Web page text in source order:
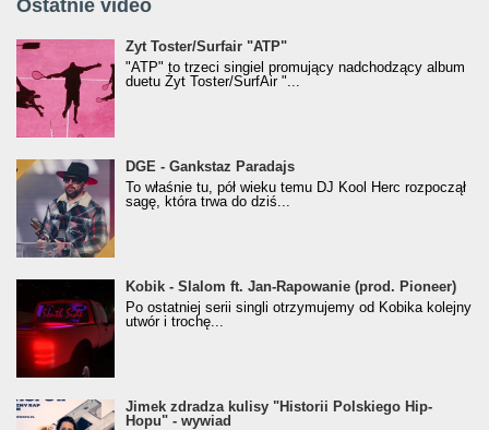
Ostatnie video
Żyt Toster/SurfAir - ATP VIDEO
Żyt Toster/Surfair "ATP"
"ATP" to trzeci singiel promujący nadchodzący album
duetu Żyt Toster/SurfAir "...
donGURALesko z nagrodą za
Klasyczny/Trueschoolowy Album Roku
(Popkillery 2023)
DGE - Gankstaz Paradajs
To właśnie tu, pół wieku temu DJ Kool Herc rozpoczął
sagę, która trwa do dziś...
Kobik - Slalom ft. Jan-Rapowanie (prod. Pioneer)
[Official Music Visualiser]
Kobik - Slalom ft. Jan-Rapowanie (prod. Pioneer)
Po ostatniej serii singli otrzymujemy od Kobika kolejny
utwór i trochę...
Jimek zdradza kulisy "Historii Polskiego Hip-
Hopu" - wywiad
Jimek zdradza kulisy "Historii Polskiego Hip-
Hopu" - wywiad